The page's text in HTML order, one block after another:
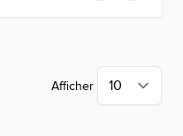
Afficher